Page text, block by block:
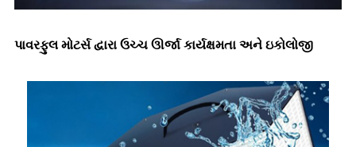
પાવરફુલ મોટર્સ દ્વારા ઉચ્ચ ઊર્જા કાર્યક્ષમતા અને ઇકોલોજી